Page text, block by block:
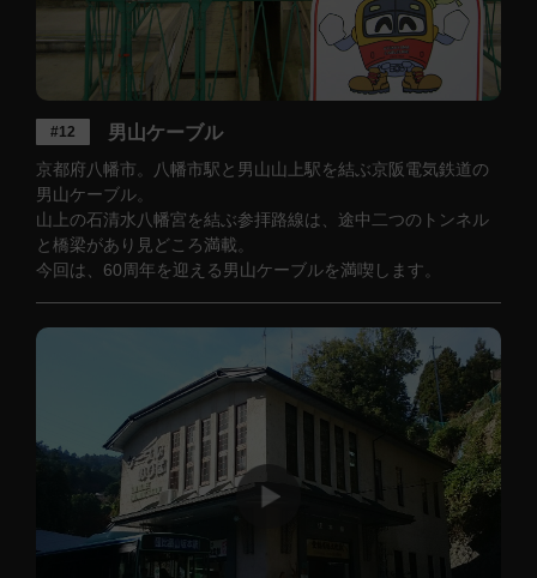
#12 男山ケーブル
京都府八幡市。八幡市駅と男山山上駅を結ぶ京阪電気鉄道の
男山ケーブル。
山上の石清水八幡宮を結ぶ参拝路線は、途中二つのトンネル
と橋梁があり見どころ満載。
今回は、60周年を迎える男山ケーブルを満喫します。